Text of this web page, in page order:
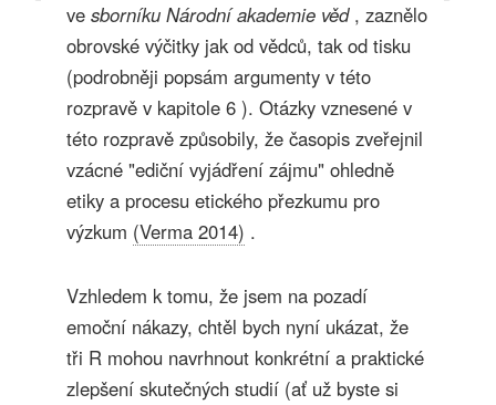
ve sborníku Národní akademie věd, zaznělo
obrovské výčitky jak od vědců, tak od tisku
(podrobněji popsám argumenty v této
rozpravě v kapitole 6 ). Otázky vznesené v
této rozpravě způsobily, že časopis zveřejnil
vzácné "ediční vyjádření zájmu" ohledně
etiky a procesu etického přezkumu pro
výzkum (Verma 2014) .
Vzhledem k tomu, že jsem na pozadí
emoční nákazy, chtěl bych nyní ukázat, že
tři R mohou navrhnout konkrétní a praktické
zlepšení skutečných studií (ať už byste si